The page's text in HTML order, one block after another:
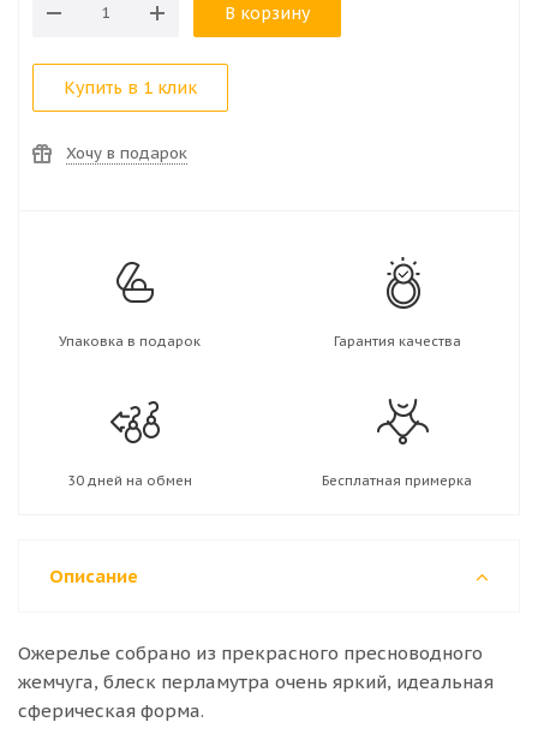
В корзину
Купить в 1 клик
Хочу в подарок
Упаковка в подарок Гарантия качества
30 дней на обмен Бесплатная примерка
Описание
Ожерелье собрано из прекрасного пресноводного
жемчуга, блеск перламутра очень яркий, идеальная
сферическая форма.